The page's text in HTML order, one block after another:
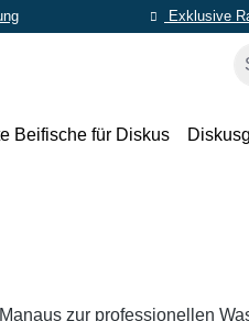
Exklusive
Beifische für Diskus